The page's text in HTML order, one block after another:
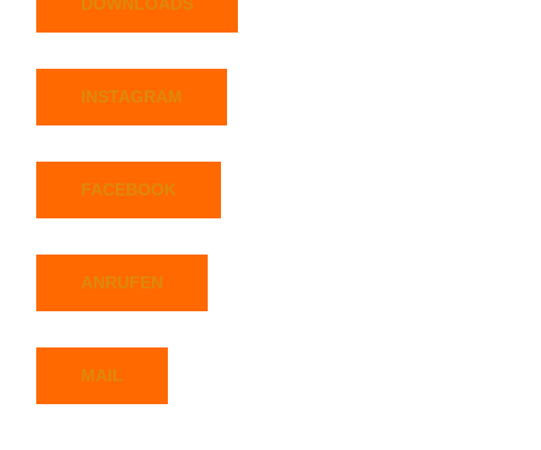
INSTAGRAM
FACEBOOK
ANRUFEN
MAIL